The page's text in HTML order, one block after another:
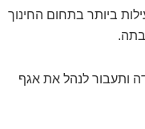
ביותר בתחום החינוך
ותעבור לנהל את אגף